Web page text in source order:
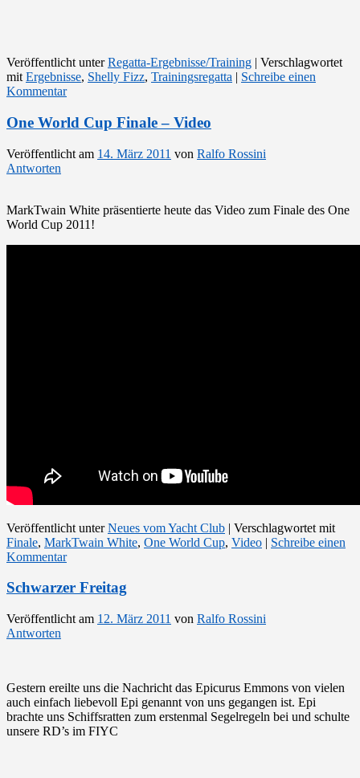
Veröffentlicht unter Regatta-Ergebnisse/Training | Verschlagwortet
mit Ergebnisse, Shelly Fizz, Trainingsregatta | Schreibe einen
Kommentar
One World Cup Finale – Video
Veröffentlicht am 14. März 2011 von Ralfo Rossini
Antworten
MarkTwain White präsentierte heute das Video zum Finale des One
World Cup 2011!
Veröffentlicht unter Neues vom Yacht Club | Verschlagwortet mit
Finale, MarkTwain White, One World Cup, Video | Schreibe einen
Kommentar
Schwarzer Freitag
Veröffentlicht am 12. März 2011 von Ralfo Rossini
Antworten
Gestern ereilte uns die Nachricht das Epicurus Emmons von vielen
auch einfach liebevoll Epi genannt von uns gegangen ist. Epi
brachte uns Schiffsratten zum erstenmal Segelregeln bei und schulte
unsere RD’s im FIYC